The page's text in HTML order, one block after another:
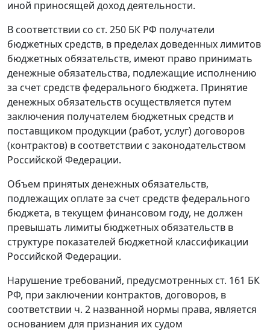
иной приносящей доход деятельности.
В соответствии со ст. 250 БК РФ получатели
бюджетных средств, в пределах доведенных лимитов
бюджетных обязательств, имеют право принимать
денежные обязательства, подлежащие исполнению
за счет средств федерального бюджета. Принятие
денежных обязательств осуществляется путем
заключения получателем бюджетных средств и
поставщиком продукции (работ, услуг) договоров
(контрактов) в соответствии с законодательством
Российской Федерации.
Объем принятых денежных обязательств,
подлежащих оплате за счет средств федерального
бюджета, в текущем финансовом году, не должен
превышать лимиты бюджетных обязательств в
структуре показателей бюджетной классификации
Российской Федерации.
Нарушение требований, предусмотренных ст. 161 БК
РФ, при заключении контрактов, договоров, в
соответствии ч. 2 названной нормы права, является
основанием для признания их судом